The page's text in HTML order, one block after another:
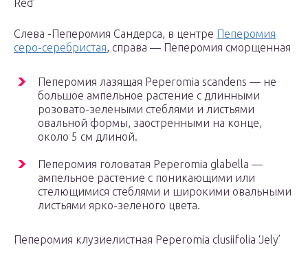
Red’
Слева -Пеперомия Сандерса, в центре Пеперомия
серо-серебристая, справа — Пеперомия сморщенная
Пеперомия лазящая Peperomia scandens — не
большое ампельное растение с длинными
розовато-зелеными стеблями и листьями
овальной формы, заостренными на конце,
около 5 см длиной.
Пеперомия головатая Peperomia glabella —
ампельное растение с поникающими или
стелющимися стеблями и широкими овальными
листьями ярко-зеленого цвета.
Пеперомия клузиелистная Peperomia clusiifolia ‘Jely’